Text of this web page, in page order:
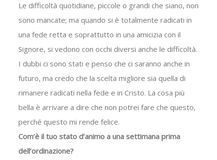
Le difficoltà quotidiane, piccole o grandi che siano, non
sono mancate; ma quando si è totalmente radicati in
una fede retta e soprattutto in una amicizia con il
Signore, si vedono con occhi diversi anche le difficoltà.
I dubbi ci sono stati e penso che ci saranno anche in
futuro, ma credo che la scelta migliore sia quella di
rimanere radicati nella fede e in Cristo. La cosa più
bella è arrivare a dire che non potrei fare che questo,
perché questo mi rende felice.
Com’è il tuo stato d’animo a una settimana prima
dell’ordinazione?